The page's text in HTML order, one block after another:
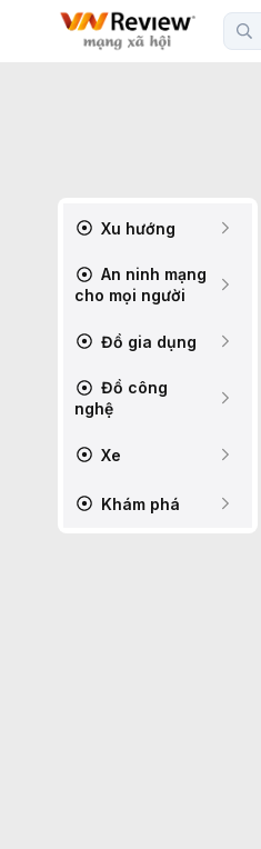
Xu hướng
An ninh mạng
cho mọi người
Đồ gia dụng
Đồ công
nghệ
Xe
Khám phá